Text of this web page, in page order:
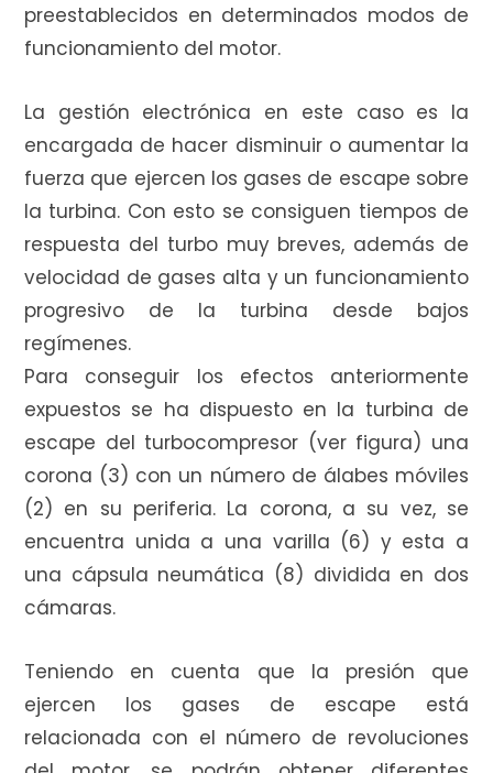
preestablecidos en determinados modos de
funcionamiento del motor.
La gestión electrónica en este caso es la
encargada de hacer disminuir o aumentar la
fuerza que ejercen los gases de escape sobre
la turbina. Con esto se consiguen tiempos de
respuesta del turbo muy breves, además de
velocidad de gases alta y un funcionamiento
progresivo de la turbina desde bajos
regímenes.
Para conseguir los efectos anteriormente
expuestos se ha dispuesto en la turbina de
escape del turbocompresor (ver figura) una
corona (3) con un número de álabes móviles
(2) en su periferia. La corona, a su vez, se
encuentra unida a una varilla (6) y esta a
una cápsula neumática (8) dividida en dos
cámaras.
Teniendo en cuenta que la presión que
ejercen los gases de escape está
relacionada con el número de revoluciones